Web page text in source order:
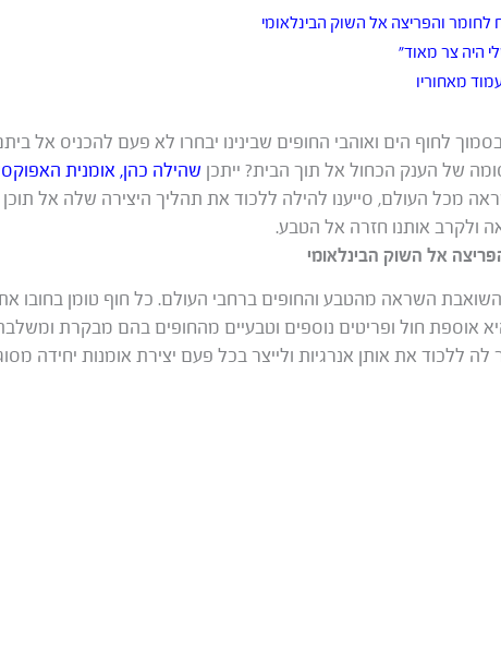
לחומר והפריצה אל השוק הבינלאומי
היה צר מאוד”
מאחוריו
בסמוך לחוף הים ואוהבי החופים שבינינו יבחרו לא פעם להכניס אל
של הענק הכחול אל תוך הבית? ייתכן שהילה כהן, אומנית
מכל העולם, סייענו להילה ללכוד את תהליך היצירה שלה אל תוכן
ולקרב אותנו חזרה אל הטבע.
אל השוק הבינלאומי
השראה מהטבע והחופים ברחבי העולם. כל חוף טומן בחובו
אוספת חול ופריטים נוספים וטבעיים מהחופים בהם מבקרת
ללכוד את אותן אנרגיות ולייצר בכל פעם יצירת אומנות יחידה